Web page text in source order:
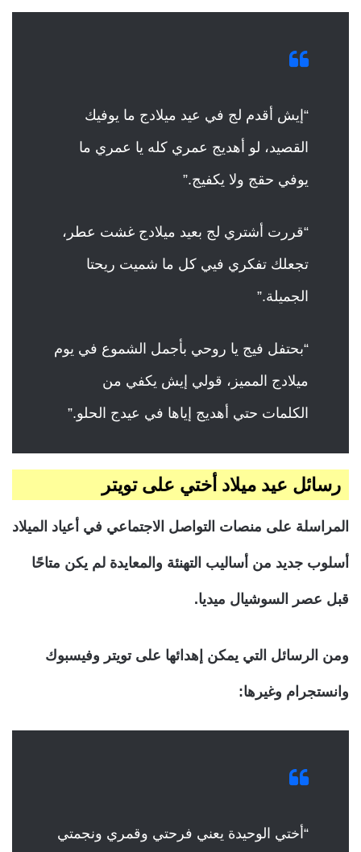
“إيش أقدم لج في عيد ميلادج ما يوفيك
القصيد، لو أهديج عمري كله يا عمري ما
يوفي حقج ولا يكفيج.”
“قررت أشتري لج بعيد ميلادج غشت عطر،
تجعلك تفكري فيي كل ما شميت ريحتا
الجميلة.”
“بحتفل فيج يا روحي بأجمل الشموع في يوم
ميلادج المميز، قولي إيش يكفي من
الكلمات حتي أهديج إياها في عيدج الحلو.”
رسائل عيد ميلاد أختي على تويتر
المراسلة على منصات التواصل الاجتماعي في أعياد الميلاد
أسلوب جديد من أساليب التهنئة والمعايدة لم يكن متاحًا
قبل عصر السوشيال ميديا.
ومن الرسائل التي يمكن إهدائها على تويتر وفيسبوك
وانستجرام وغيرها:
“أختي الوحيدة يعني فرحتي وقمري ونجمتي